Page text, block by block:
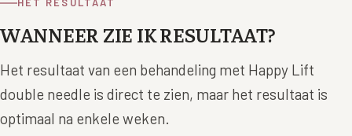
Handen
Hyperpigmentatie
Overmatig zweten
HUID & AANVULLEND
Epionce huidverzorging
Peeling
Plexr Soft Surgery
HET RESULTAAT
WANNEER ZIE IK RESULTAAT?
Het resultaat van een behandeling met Happy Lift
double needle is direct te zien, maar het resultaat is
optimaal na enkele weken.